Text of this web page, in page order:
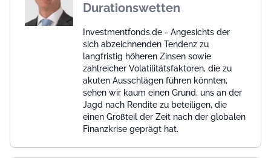
Durationswetten
Investmentfonds.de - Angesichts der
sich abzeichnenden Tendenz zu
langfristig höheren Zinsen sowie
zahlreicher Volatilitätsfaktoren, die zu
akuten Ausschlägen führen könnten,
sehen wir kaum einen Grund, uns an der
Jagd nach Rendite zu beteiligen, die
einen Großteil der Zeit nach der globalen
Finanzkrise geprägt hat.